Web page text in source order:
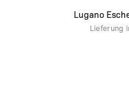
Lugano
Lieferung